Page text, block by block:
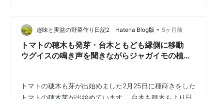
＠小松島市 にほんブログ村 ランキング参加中写真・カメ
ラ 貴方にとっても私にとっても明日もいい一日でありま
すように趣味と実益の野菜作り日記2 Hatena Blog版 • 5ヶ月前
トマトの穂木も発芽・台木ともども縁側に移動
ウグイスの鳴き声を聞きながらジャガイモの植え
トマトの穂木も芽が出始めました2月25日に種蒔きをした
トマトの穂木芽が出始めています。 台木も穂木もより日